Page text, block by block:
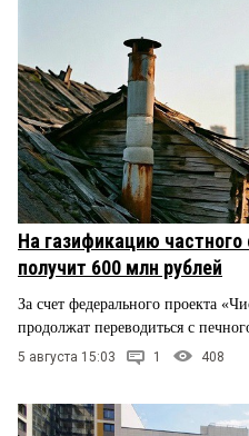
На газификацию
получит 600 млн рублей
За счет федерального проекта
продолжат переводиться с
5 августа 15:03 1 408